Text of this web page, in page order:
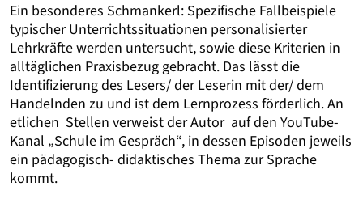
Ein besonderes Schmankerl: Spezifische Fallbeispiele
typischer Unterrichtssituationen personalisierter
Lehrkräfte werden untersucht, sowie diese Kriterien in
alltäglichen Praxisbezug gebracht. Das lässt die
Identifizierung des Lesers/ der Leserin mit der/ dem
Handelnden zu und ist dem Lernprozess förderlich. An
etlichen Stellen verweist der Autor auf den YouTube-
Kanal „Schule im Gespräch“, in dessen Episoden jeweils
ein pädagogisch- didaktisches Thema zur Sprache
kommt.